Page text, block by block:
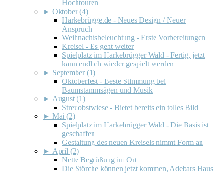
Hochtouren
► Oktober (4)
Harkebrügge.de - Neues Design / Neuer
Anspruch
Weihnachtsbeleuchtung - Erste Vorbereitungen
Kreisel - Es geht weiter
Spielplatz im Harkebrügger Wald - Fertig, jetzt
kann endlich wieder gespielt werden
► September (1)
Oktoberfest - Beste Stimmung bei
Baumstammsägen und Musik
► August (1)
Streuobstwiese - Bietet bereits ein tolles Bild
► Mai (2)
Spielplatz im Harkebrügger Wald - Die Basis ist
geschaffen
Gestaltung des neuen Kreisels nimmt Form an
► April (2)
Nette Begrüßung im Ort
Die Störche können jetzt kommen, Adebars Haus